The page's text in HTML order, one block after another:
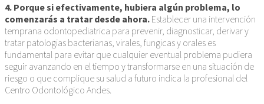
4. Porque si efectivamente, hubiera algún problema, lo
comenzarás a tratar desde ahora. Establecer una intervención
temprana odontopediatrica para prevenir, diagnosticar, derivar y
tratar patologias bacterianas, virales, fungicas y orales es
fundamental para evitar que cualquier eventual problema pudiera
seguir avanzando en el tiempo y transformarse en una situación de
riesgo o que complique su salud a futuro indica la profesional del
Centro Odontológico Andes.